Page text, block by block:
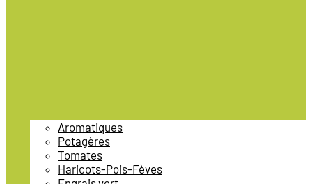
Aromatiques
Potagères
Tomates
Haricots-Pois-Fèves